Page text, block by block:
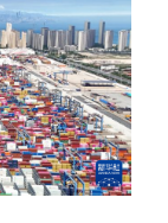
汽车
乡村振兴
能源
时尚